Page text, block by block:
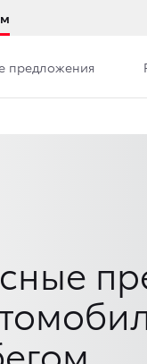
предложения